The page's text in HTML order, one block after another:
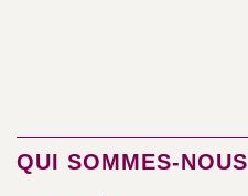
QUI SOMMES-NOUS